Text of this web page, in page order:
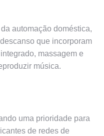
automação doméstica,
que incorporam
massagem e
música.
uma prioridade para
de redes de